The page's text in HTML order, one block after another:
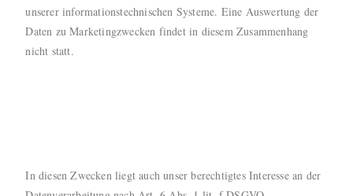
unserer informationstechnischen Systeme. Eine Auswertung der
Daten zu Marketingzwecken findet in diesem Zusammenhang
nicht statt.
In diesen Zwecken liegt auch unser berechtigtes Interesse an der